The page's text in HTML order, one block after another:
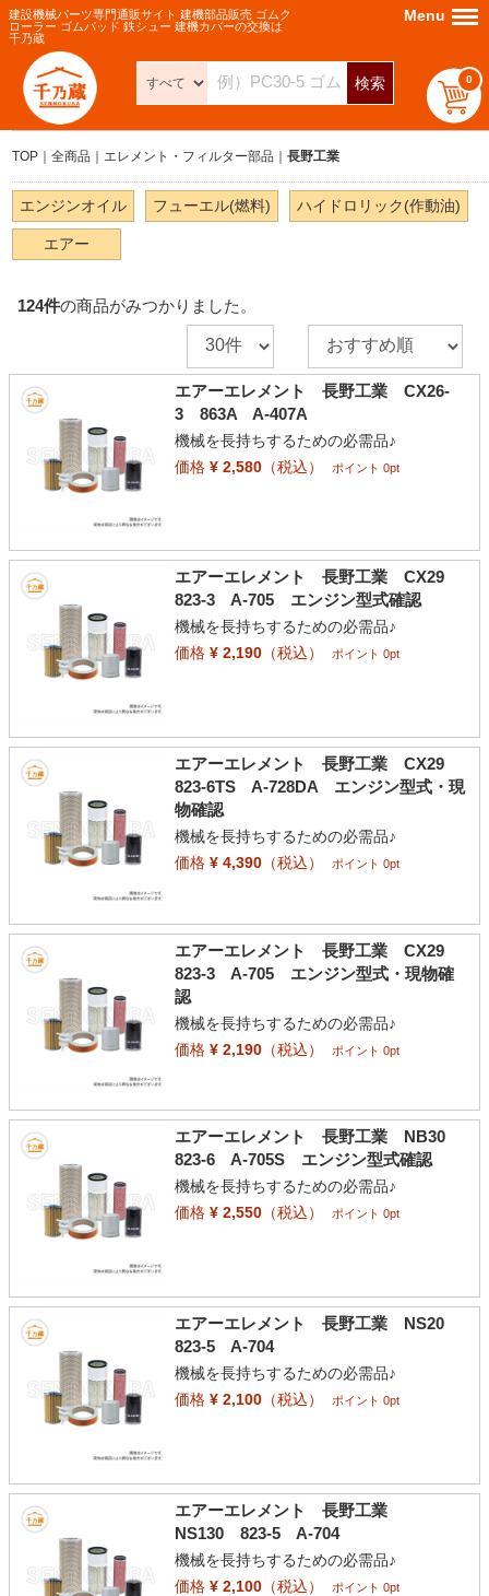
建設機械パーツ専門通販サイト 建機部品販売 ゴムク
ローラー ゴムパッド 鉄シュー 建機カバーの交換は
千乃蔵
検索 0
Menu Menu
TOP 全商品 エレメント・フィルター部品 長野工業
エンジンオイル フューエル(燃料) ハイドロリック(作動油)
エアー
124件の商品がみつかりました。
エアーエレメント 長野工業 CX26-
3 863A A-407A
機械を長持ちするための必需品♪
価格¥ 2,580（税込） ポイント 0pt
エアーエレメント 長野工業 CX29
823-3 A-705 エンジン型式確認
機械を長持ちするための必需品♪
価格¥ 2,190（税込） ポイント 0pt
エアーエレメント 長野工業 CX29
823-6TS A-728DA エンジン型式・現
物確認
機械を長持ちするための必需品♪
価格¥ 4,390（税込） ポイント 0pt
エアーエレメント 長野工業 CX29
823-3 A-705 エンジン型式・現物確
認
機械を長持ちするための必需品♪
価格¥ 2,190（税込） ポイント 0pt
エアーエレメント 長野工業 NB30
823-6 A-705S エンジン型式確認
機械を長持ちするための必需品♪
価格¥ 2,550（税込） ポイント 0pt
エアーエレメント 長野工業 NS20
823-5 A-704
機械を長持ちするための必需品♪
価格¥ 2,100（税込） ポイント 0pt
エアーエレメント 長野工業
NS130 823-5 A-704
機械を長持ちするための必需品♪
価格¥ 2,100（税込） ポイント 0pt